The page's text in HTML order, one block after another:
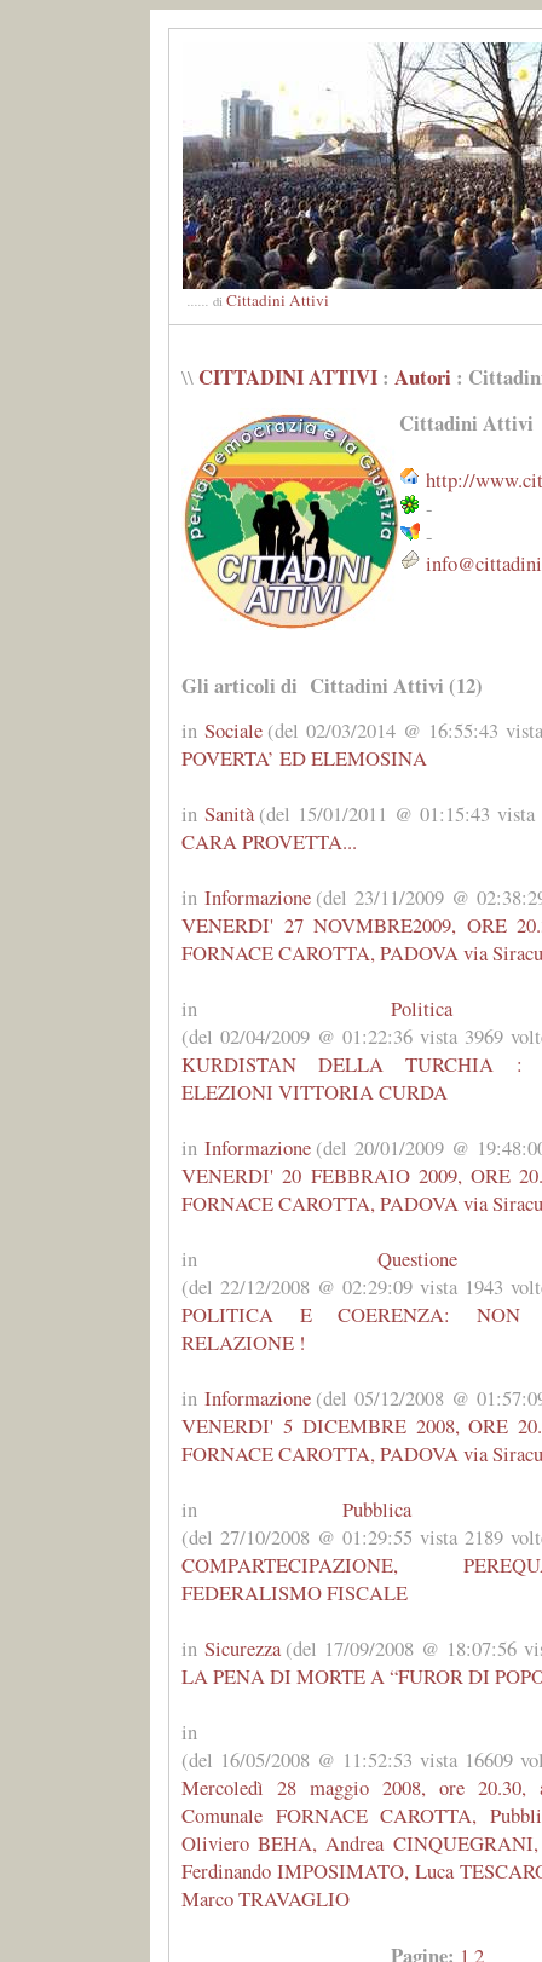
...... di Cittadini Attivi
\\ CITTADINI ATTIVI : Autori :
Cittadini Attivi
http://
-
-
Gli articoli di Cittadini Attivi (12)
in Sociale (del 02/03/2014 @ 16:55:43
POVERTA’ ED ELEMOSINA
in Sanità (del 15/01/2011 @ 01:15:43
CARA PROVETTA...
in Informazione (del 23/11/2009 @
VENERDI' 27 NOVMBRE2009, ORE
FORNACE CAROTTA, PADOVA via
in
(del 02/04/2009 @ 01:22:36 vista 3969
KURDISTAN DELLA TURCHIA :
ELEZIONI VITTORIA CURDA
in Informazione (del 20/01/2009 @
VENERDI' 20 FEBBRAIO 2009, ORE
FORNACE CAROTTA, PADOVA via
in
(del 22/12/2008 @ 02:29:09 vista 1943
POLITICA E COERENZA: NON
RELAZIONE !
in Informazione (del 05/12/2008 @
VENERDI' 5 DICEMBRE 2008, ORE
FORNACE CAROTTA, PADOVA via
in Pubblica
(del 27/10/2008 @ 01:29:55 vista 2189
COMPARTECIPAZIONE,
FEDERALISMO FISCALE
in Sicurezza (del 17/09/2008 @ 18:07:56
LA PENA DI MORTE A “FUROR DI
(del 16/05/2008 @ 11:52:53 vista 16609
Mercoledì 28 maggio 2008, ore 20.30,
Comunale FORNACE CAROTTA,
Oliviero BEHA, Andrea
Ferdinando IMPOSIMATO, Luca
Marco TRAVAGLIO
Pagine: 1 2